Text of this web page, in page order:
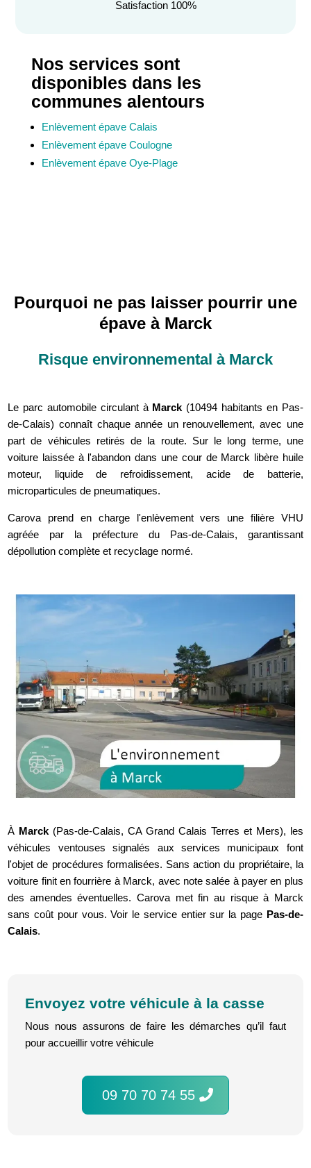
Satisfaction 100%
Nos services sont
disponibles dans les
communes alentours
Enlèvement épave Calais
Enlèvement épave Coulogne
Enlèvement épave Oye-Plage
Pourquoi ne pas laisser pourrir une
épave à Marck
Risque environnemental à Marck
Le parc automobile circulant à Marck (10494 habitants en Pas-
de-Calais) connaît chaque année un renouvellement, avec une
part de véhicules retirés de la route. Sur le long terme, une
voiture laissée à l'abandon dans une cour de Marck libère huile
moteur, liquide de refroidissement, acide de batterie,
microparticules de pneumatiques.
Carova prend en charge l'enlèvement vers une filière VHU
agréée par la préfecture du Pas-de-Calais, garantissant
dépollution complète et recyclage normé.
À Marck (Pas-de-Calais, CA Grand Calais Terres et Mers), les
véhicules ventouses signalés aux services municipaux font
l'objet de procédures formalisées. Sans action du propriétaire, la
voiture finit en fourrière à Marck, avec note salée à payer en plus
des amendes éventuelles. Carova met fin au risque à Marck
sans coût pour vous. Voir le service entier sur la page Pas-de-
Calais.
Envoyez votre véhicule à la casse
Nous nous assurons de faire les démarches qu’il faut
pour accueillir votre véhicule
09 70 70 74 55